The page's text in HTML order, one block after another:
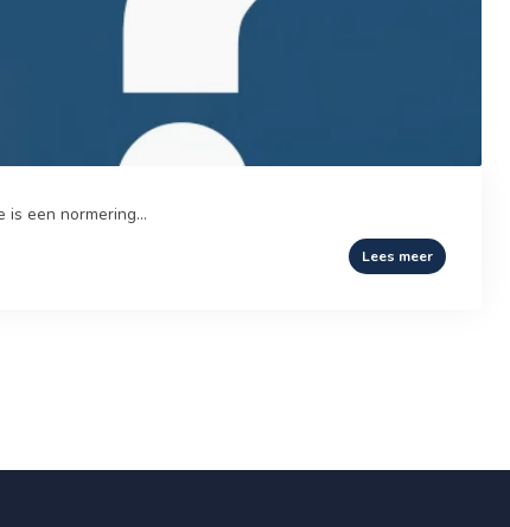
een normering...
Lees meer